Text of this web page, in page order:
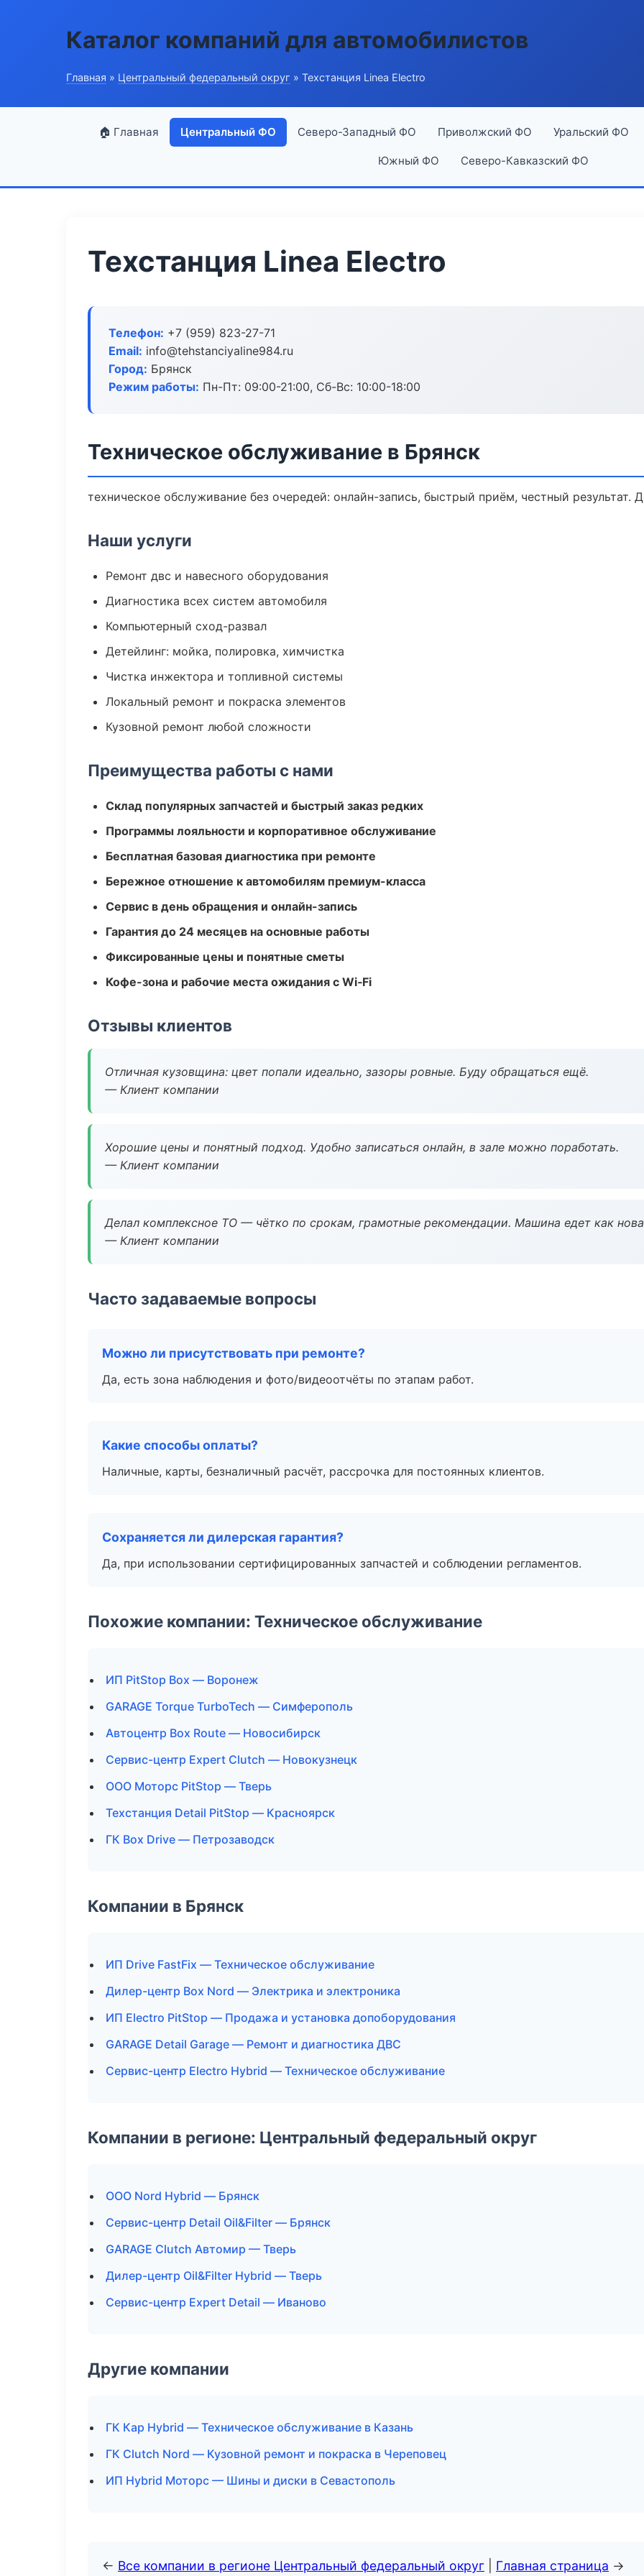
Каталог компаний для автомобилистов
Главная » Центральный федеральный округ » Техстанция Linea Electro
🏠 Главная Центральный ФО Северо-Западный ФО Приволжский ФО Уральский ФО
Южный ФО Северо-Кавказский ФО
Техстанция Linea Electro
Телефон: +7 (959) 823-27-71
Email: info@tehstanciyaline984.ru
Город: Брянск
Режим работы: Пн-Пт: 09:00-21:00, Сб-Вс: 10:00-18:00
Техническое обслуживание в Брянск
техническое обслуживание без очередей: онлайн-запись, быстрый приём, честный результат.
Наши услуги
Ремонт двс и навесного оборудования
Диагностика всех систем автомобиля
Компьютерный сход-развал
Детейлинг: мойка, полировка, химчистка
Чистка инжектора и топливной системы
Локальный ремонт и покраска элементов
Кузовной ремонт любой сложности
Преимущества работы с нами
Склад популярных запчастей и быстрый заказ редких
Программы лояльности и корпоративное обслуживание
Бесплатная базовая диагностика при ремонте
Бережное отношение к автомобилям премиум-класса
Сервис в день обращения и онлайн-запись
Гарантия до 24 месяцев на основные работы
Фиксированные цены и понятные сметы
Кофе-зона и рабочие места ожидания с Wi‑Fi
Отзывы клиентов
Отличная кузовщина: цвет попали идеально, зазоры ровные. Буду обращаться ещё.
— Клиент компании
Хорошие цены и понятный подход. Удобно записаться онлайн, в зале можно поработать.
— Клиент компании
Делал комплексное ТО — чётко по срокам, грамотные рекомендации. Машина едет как
— Клиент компании
Часто задаваемые вопросы
Можно ли присутствовать при ремонте?
Да, есть зона наблюдения и фото/видеоотчёты по этапам работ.
Какие способы оплаты?
Наличные, карты, безналичный расчёт, рассрочка для постоянных клиентов.
Сохраняется ли дилерская гарантия?
Да, при использовании сертифицированных запчастей и соблюдении регламентов.
Похожие компании: Техническое обслуживание
ИП PitStop Box — Воронеж
GARAGE Torque TurboTech — Симферополь
Автоцентр Box Route — Новосибирск
Сервис-центр Expert Clutch — Новокузнецк
ООО Моторс PitStop — Тверь
Техстанция Detail PitStop — Красноярск
ГК Box Drive — Петрозаводск
Компании в Брянск
ИП Drive FastFix — Техническое обслуживание
Дилер-центр Box Nord — Электрика и электроника
ИП Electro PitStop — Продажа и установка допоборудования
GARAGE Detail Garage — Ремонт и диагностика ДВС
Сервис-центр Electro Hybrid — Техническое обслуживание
Компании в регионе: Центральный федеральный округ
ООО Nord Hybrid — Брянск
Сервис-центр Detail Oil&Filter — Брянск
GARAGE Clutch Автомир — Тверь
Дилер-центр Oil&Filter Hybrid — Тверь
Сервис-центр Expert Detail — Иваново
Другие компании
ГК Кар Hybrid — Техническое обслуживание в Казань
ГК Clutch Nord — Кузовной ремонт и покраска в Череповец
ИП Hybrid Моторс — Шины и диски в Севастополь
← Все компании в регионе Центральный федеральный округ Главная страница →